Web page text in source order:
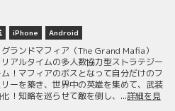
iPhone Android
ランドマフィア（The Grand Mafia）
アルタイムの多人数協力型ストラテジー
！マフィアのボスとなって自分だけのフ
リーを築き、世界中の英雄を集めて、武装
！知略を巡らせて敵を倒し、...詳細を見